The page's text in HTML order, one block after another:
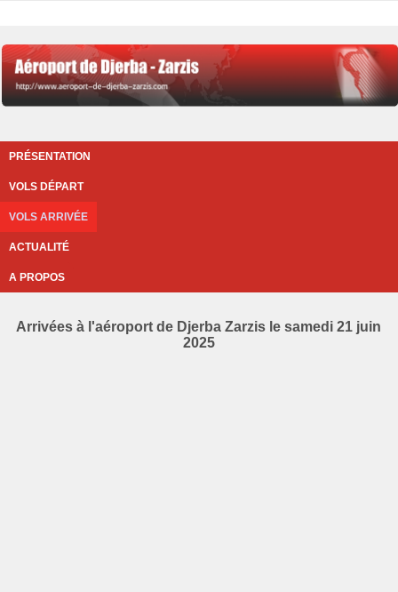
PRÉSENTATION
VOLS DÉPART
VOLS ARRIVÉE
ACTUALITÉ
A PROPOS
Arrivées à l'aéroport de Djerba Zarzis le samedi 21 juin
2025